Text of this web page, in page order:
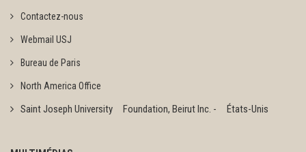
Contactez-nous
Webmail USJ
Bureau de Paris
North America Office
Saint Joseph University Foundation, Beirut Inc. - États-Unis